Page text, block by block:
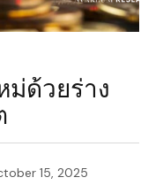
ด้วยร่าง
15, 2025